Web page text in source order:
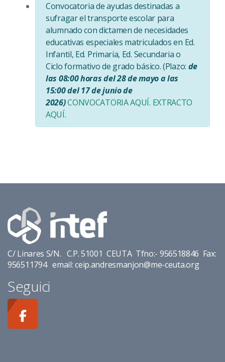
Convocatoria de ayudas destinadas a
sufragar el transporte escolar para
alumnado con dictamen de necesidades
educativas especiales matriculados en Ed.
Infantil, Ed. Primaria, Ed. Secundaria o
Ciclo formativo de grado básico. (Plazo: de
las 08:00 horas del 28 de mayo a las
15:00 del 17 de junio de
2026)CONVOCATORIA AQUÍ. EXTRACTO
AQUÍ.
C/ Linares S/N. C.P. 51001 CEUTA Tfno:- 956518846 Fax:
956511794 email: ceip.andresmanjon@me-ceuta.org
Seguici